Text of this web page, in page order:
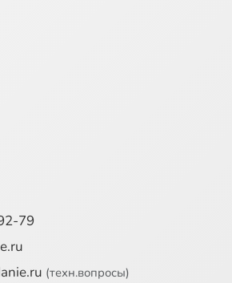
79
(техн.вопросы)